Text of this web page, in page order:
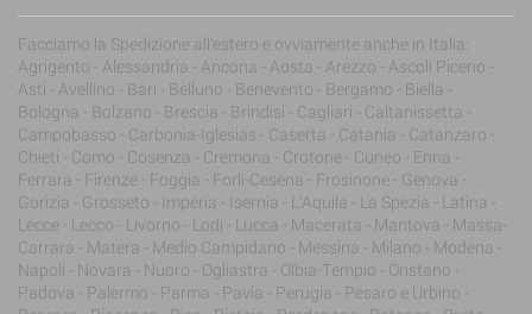
Facciamo la Spedizione all'estero e ovviamente anche in Italia:
Agrigento - Alessandria - Ancona - Aosta - Arezzo - Ascoli Piceno -
Asti - Avellino - Bari - Belluno - Benevento - Bergamo - Biella -
Bologna - Bolzano - Brescia - Brindisi - Cagliari - Caltanissetta -
Campobasso - Carbonia-Iglesias - Caserta - Catania - Catanzaro -
Chieti - Como - Cosenza - Cremona - Crotone - Cuneo - Enna -
Ferrara - Firenze - Foggia - Forli-Cesena - Frosinone - Genova -
Gorizia - Grosseto - Imperia - Isernia - L'Aquila - La Spezia - Latina -
Lecce - Lecco - Livorno - Lodi - Lucca - Macerata - Mantova - Massa-
Carrara - Matera - Medio Campidano - Messina - Milano - Modena -
Napoli - Novara - Nuoro - Ogliastra - Olbia-Tempio - Oristano -
Padova - Palermo - Parma - Pavia - Perugia - Pesaro e Urbino -